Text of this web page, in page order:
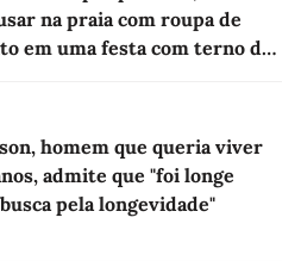
na praia com roupa de
em uma festa com terno de
homem que queria viver
admite que "foi longe
pela longevidade"